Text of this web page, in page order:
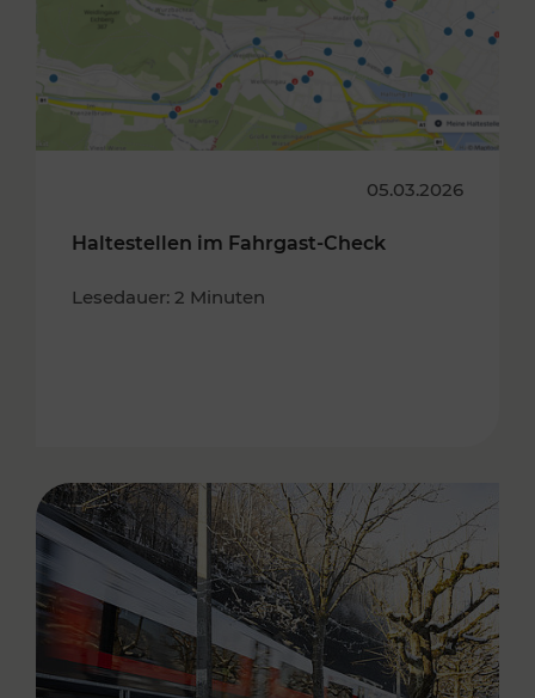
05.03.2026
Haltestellen im Fahrgast-Check
Lesedauer: 2 Minuten